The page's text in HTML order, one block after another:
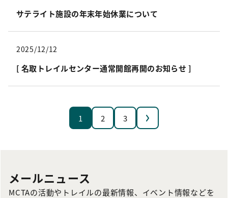
サテライト施設の年末年始休業について
2025/12/12
[ 名取トレイルセンター通常開館再開のお知らせ ]
1 2 3 次へ
メールニュース
MCTAの活動やトレイルの最新情報、イベント情報などを